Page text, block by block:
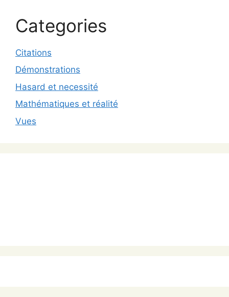
Categories
Citations
Démonstrations
Hasard et necessité
Mathématiques et réalité
Vues